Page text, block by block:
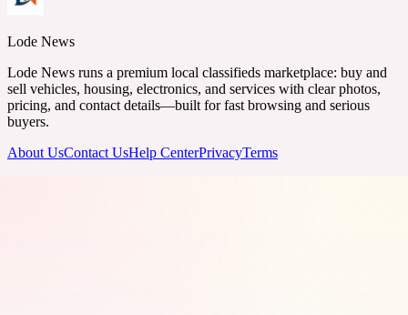
Lode News
Lode News runs a premium local classifieds marketplace: buy and
sell vehicles, housing, electronics, and services with clear photos,
pricing, and contact details—built for fast browsing and serious
buyers.
About UsContact UsHelp CenterPrivacyTerms